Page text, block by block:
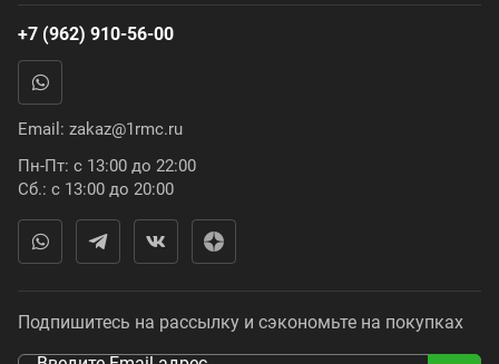
+7 (962) 910-56-00
Email: zakaz@1rmc.ru
Пн-Пт: с 13:00 до 22:00
Сб.: с 13:00 до 20:00
Подпишитесь на рассылку и сэкономьте на покупках